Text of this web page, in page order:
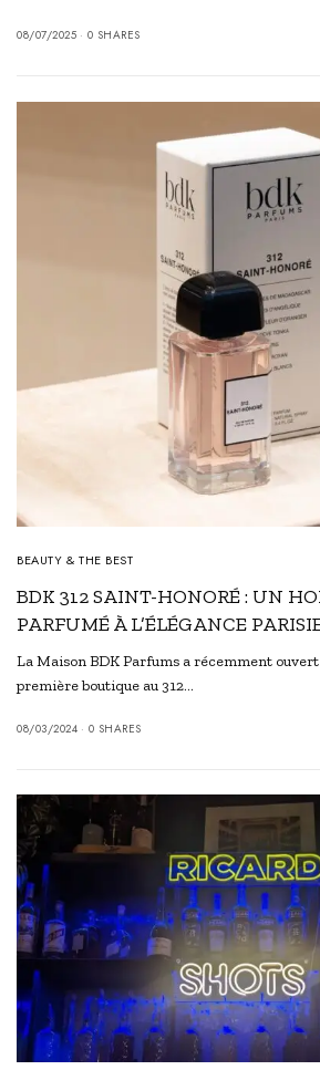
08/07/2025 0 SHARES
BEAUTY & THE BEST
BDK 312 SAINT-HONORÉ : UN
PARFUMÉ À L’ÉLÉGANCE
La Maison BDK Parfums a récemment ouvert
première boutique au 312…
08/03/2024 0 SHARES